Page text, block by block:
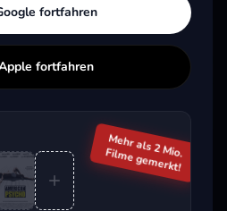
fortfahren
fortfahren
Mehr als 2 Mio.
Filme gemerkt!